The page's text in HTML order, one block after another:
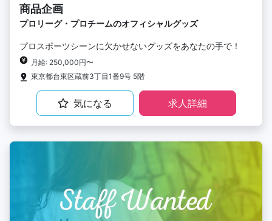
商品企画
プロリーグ・プロチームのオフィシャルグッズ
プロスポーツシーンに欠かせないグッズをあなたの手で！
月給: 250,000円〜
東京都台東区蔵前3丁目1番9号 5階
気になる 求人詳細